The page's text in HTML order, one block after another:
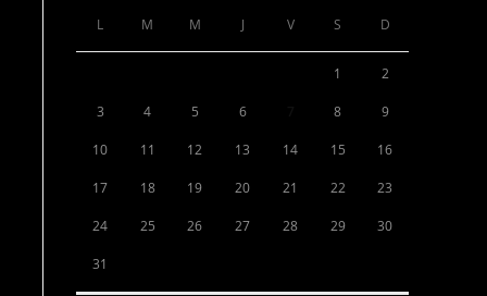
L M M J V S D
1 2
3 4 5 6 8 9
10 11 12 13 14 15 16
17 18 19 20 21 22 23
24 25 26 27 28 29 30
31